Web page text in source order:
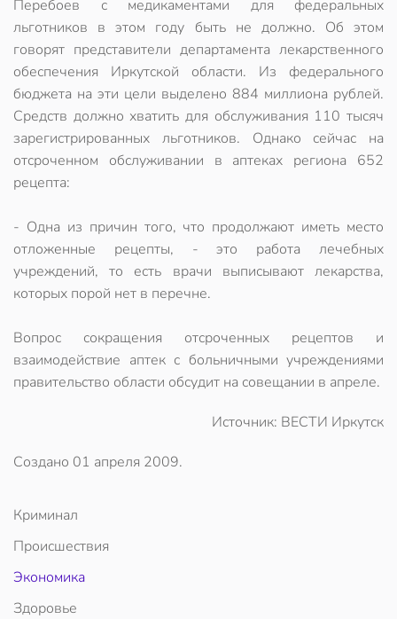
Перебоев с медикаментами для федеральных
льготников в этом году быть не должно. Об этом
говорят представители департамента лекарственного
обеспечения Иркутской области. Из федерального
бюджета на эти цели выделено 884 миллиона рублей.
Средств должно хватить для обслуживания 110 тысяч
зарегистрированных льготников. Однако сейчас на
отсроченном обслуживании в аптеках региона 652
рецепта:
- Одна из причин того, что продолжают иметь место
отложенные рецепты, - это работа лечебных
учреждений, то есть врачи выписывают лекарства,
которых порой нет в перечне.
Вопрос сокращения отсроченных рецептов и
взаимодействие аптек с больничными учреждениями
правительство области обсудит на совещании в апреле.
Источник: ВЕСТИ Иркутск
Создано 01 апреля 2009.
Криминал
Происшествия
Экономика
Здоровье